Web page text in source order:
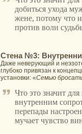
добиться ухода
жене, потому что
против воли
Стена №3:
Даже неверующий и
глубоко привязан к
установки: «Семью
Что это значит
внутренним
перепады
мучает чувство